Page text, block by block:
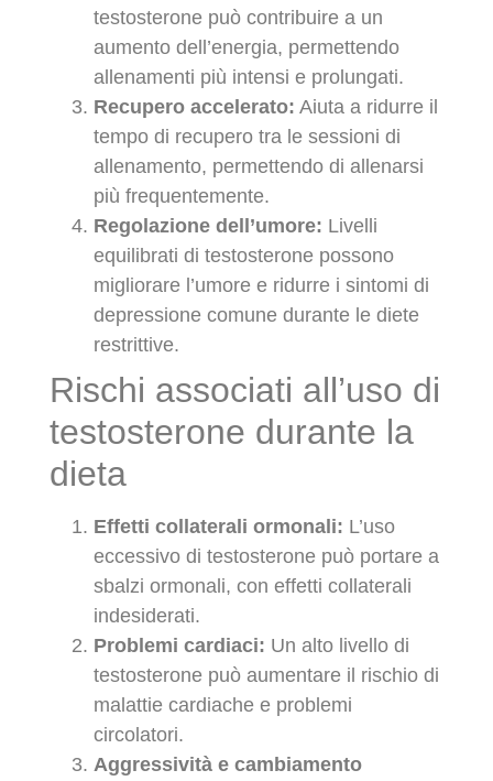
testosterone può contribuire a un
aumento dell’energia, permettendo
allenamenti più intensi e prolungati.
Recupero accelerato: Aiuta a ridurre il
tempo di recupero tra le sessioni di
allenamento, permettendo di allenarsi
più frequentemente.
Regolazione dell’umore: Livelli
equilibrati di testosterone possono
migliorare l’umore e ridurre i sintomi di
depressione comune durante le diete
restrittive.
Rischi associati all’uso di
testosterone durante la
dieta
Effetti collaterali ormonali: L’uso
eccessivo di testosterone può portare a
sbalzi ormonali, con effetti collaterali
indesiderati.
Problemi cardiaci: Un alto livello di
testosterone può aumentare il rischio di
malattie cardiache e problemi
circolatori.
Aggressività e cambiamento